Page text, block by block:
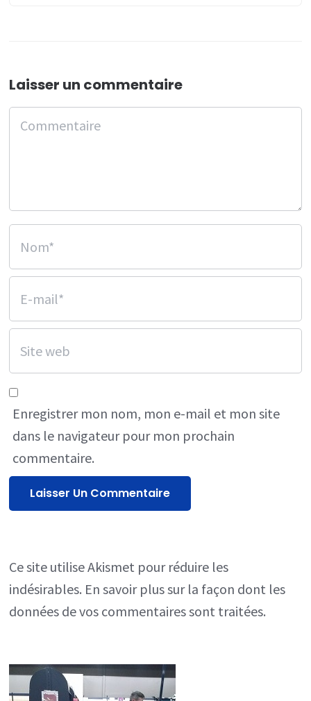
Laisser un commentaire
Enregistrer mon nom, mon e-mail et mon site
dans le navigateur pour mon prochain
commentaire.
Ce site utilise Akismet pour réduire les
indésirables. En savoir plus sur la façon dont les
données de vos commentaires sont traitées.